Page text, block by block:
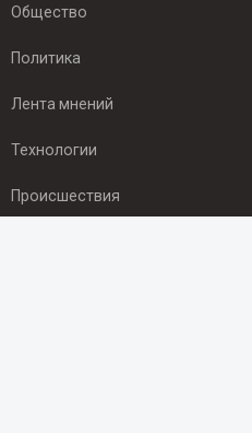
Общество
Политика
Лента мнений
Технологии
Происшествия